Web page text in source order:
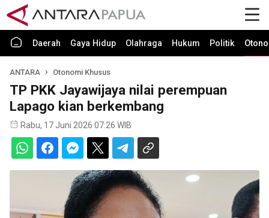
Daerah Gaya Hidup Olahraga Hukum Politik
ANTARA Otonomi Khusus
TP PKK Jayawijaya nilai perempuan
Lapago kian berkembang
Rabu, 17 Juni 2026 07:26 WIB